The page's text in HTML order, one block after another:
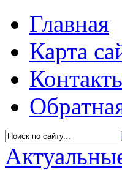
Главная
Карта